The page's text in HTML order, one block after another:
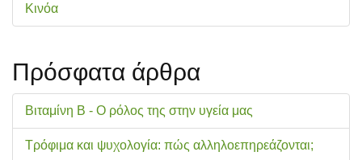
Κινόα
Πρόσφατα άρθρα
Βιταμίνη Β - Ο ρόλος της στην υγεία μας
Τρόφιμα και ψυχολογία: πώς αλληλοεπηρεάζονται;